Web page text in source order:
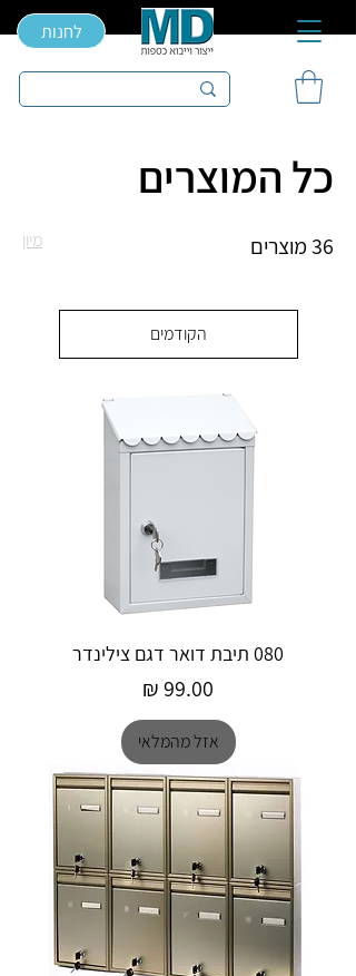
לחנות
כל המוצרים
36 מוצרים מיון
הקודמים
080 תיבת דואר דגם צילינדר
מחיר
אזל מהמלאי